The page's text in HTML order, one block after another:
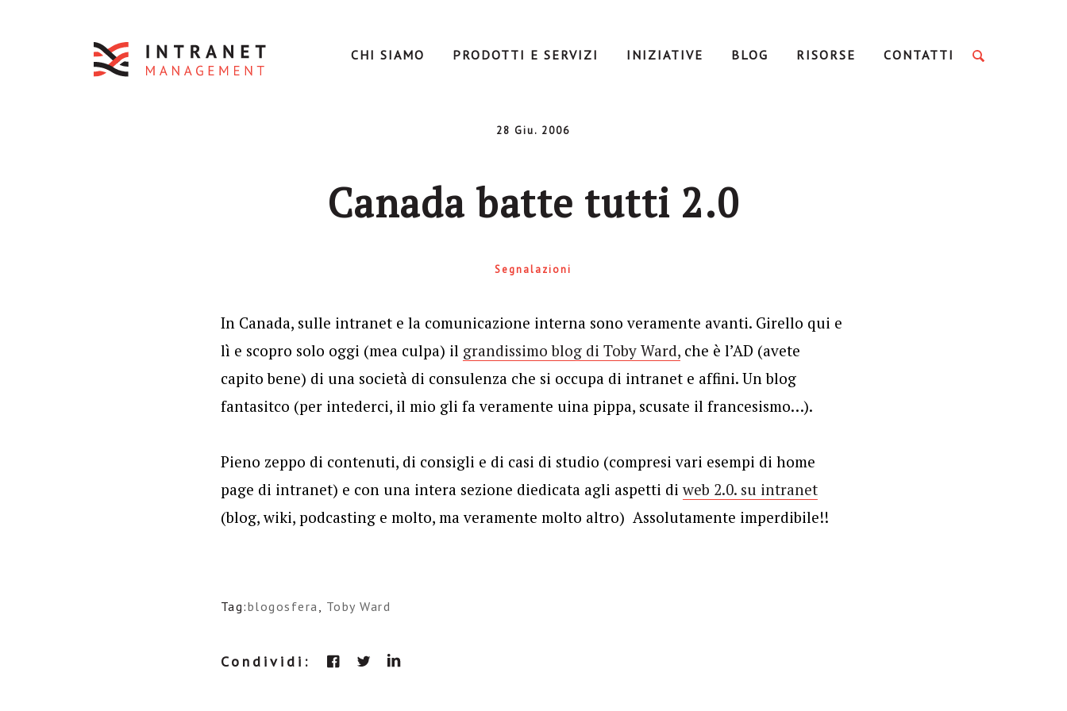
CHI SIAMO PRODOTTI E SERVIZI INIZIATIVE BLOG RISORSE CONTATTI
28 Giu. 2006
Canada batte tutti 2.0
Segnalazioni
In Canada, sulle intranet e la comunicazione interna sono veramente avanti. Girello qui e
lì e scopro solo oggi (mea culpa) il grandissimo blog di Toby Ward,che è l’AD (avete
capito bene) di una società di consulenza che si occupa di intranet e affini. Un blog
fantasitco (per intederci, il mio gli fa veramente uina pippa, scusate il francesismo…).
Pieno zeppo di contenuti, di consigli e di casi di studio (compresi vari esempi di home
page di intranet) e con una intera sezione diedicata agli aspetti diweb 2.0. su intranet
(blog, wiki, podcasting e molto, ma veramente molto altro) Assolutamente imperdibile!!
Tag:blogosfera, Toby Ward
Condividi: